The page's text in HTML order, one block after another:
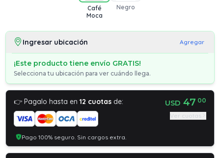
Café
Moca
Negro
Ingresar ubicación Agregar
¡Este producto tiene envío GRATIS!
Selecciona tu ubicación para ver cuándo llega.
👉 Pagalo hasta en12 cuotas de:
Pago 100% seguro. Sin cargos extra.
USD 47 00
Ver cuotas